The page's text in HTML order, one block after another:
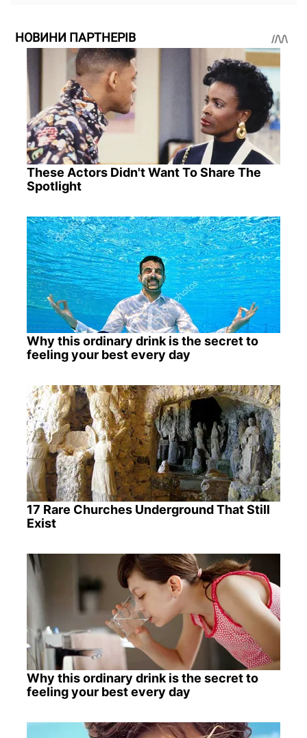
НОВИНИ ПАРТНЕРІВ
These Actors Didn't Want To Share The
Spotlight
Why this ordinary drink is the secret to
feeling your best every day
17 Rare Churches Underground That Still
Exist
Why this ordinary drink is the secret to
feeling your best every day